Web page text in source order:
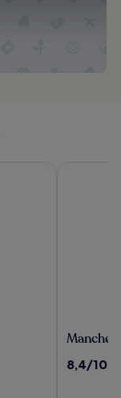
By
8.4
8,4/10